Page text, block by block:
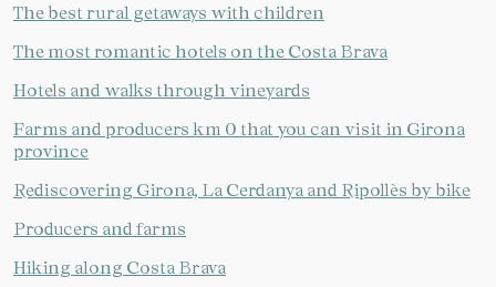
The best rural getaways with children
The most romantic hotels on the Costa Brava
Hotels and walks through vineyards
Farms and producers km 0 that you can visit in Girona
province
Rediscovering Girona, La Cerdanya and Ripollès by bike
Producers and farms
Hiking along Costa Brava